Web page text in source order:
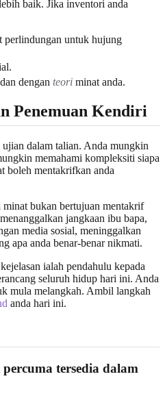
baik. Jika inventori anda
perlindungan untuk hujung
dengan teori minat anda.
Penemuan Kendiri
dalam talian. Anda mungkin
memahami kompleksiti siapa
boleh mentakrifkan anda
bukan bertujuan mentakrif
jangkaan ibu bapa,
media sosial, meninggalkan
apa anda benar-benar nikmati.
ialah pendahulu kepada
seluruh hidup hari ini. Anda
mula melangkah. Ambil langkah
anda hari ini.
tersedia dalam